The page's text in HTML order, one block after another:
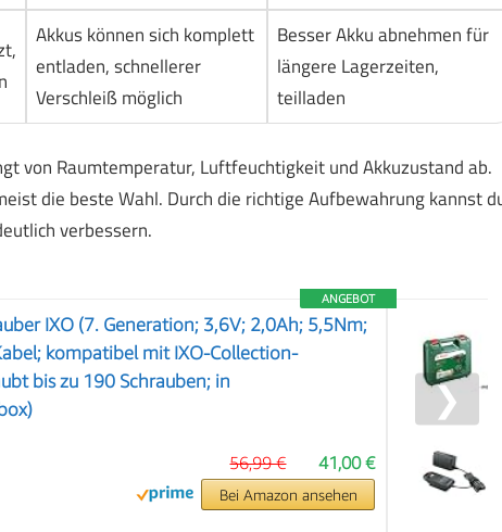
Akkus können sich komplett
entladen, schnellerer
Verschleiß möglich
Besser Akku abnehmen für
längere Lagerzeiten,
teilladen
von Raumtemperatur, Luftfeuchtigkeit und Akkuzustand ab.
die beste Wahl. Durch die richtige Aufbewahrung kannst
verbessern.
ANGEBOT
IXO (7. Generation; 3,6V; 2,0Ah; 5,5Nm;
kompatibel mit IXO-Collection-
bis zu 190 Schrauben; in
41,00 €
56,99 €
Bei Amazon ansehen
❯